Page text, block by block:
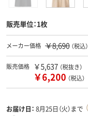
販売単位：1枚
メーカー価格 ￥8,690 （税込）
販売価格 ￥5,637 （税抜き）
￥6,200 （税込）
お届け日： 8月25日（火）まで